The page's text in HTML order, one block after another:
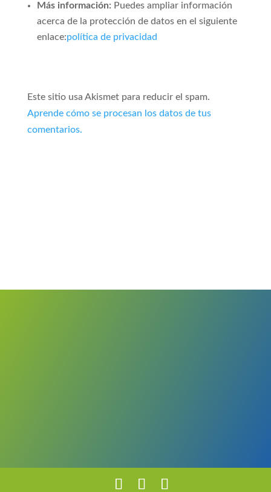
Más información: Puedes ampliar información
acerca de la protección de datos en el siguiente
enlace:política de privacidad
Este sitio usa Akismet para reducir el spam.
Aprende cómo se procesan los datos de tus
comentarios.